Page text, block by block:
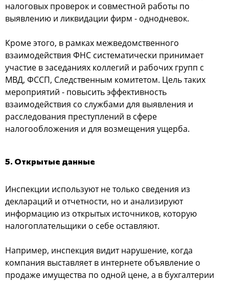
налоговых проверок и совместной работы по
выявлению и ликвидации фирм - однодневок.
Кроме этого, в рамках межведомственного
взаимодействия ФНС систематически принимает
участие в заседаниях коллегий и рабочих групп с
МВД, ФССП, Следственным комитетом. Цель таких
мероприятий - повысить эффективность
взаимодействия со службами для выявления и
расследования преступлений в сфере
налогообложения и для возмещения ущерба.
5. Открытые данные
Инспекции используют не только сведения из
деклараций и отчетности, но и анализируют
информацию из открытых источников, которую
налогоплательщики о себе оставляют.
Например, инспекция видит нарушение, когда
компания выставляет в интернете объявление о
продаже имущества по одной цене, а в бухгалтерии